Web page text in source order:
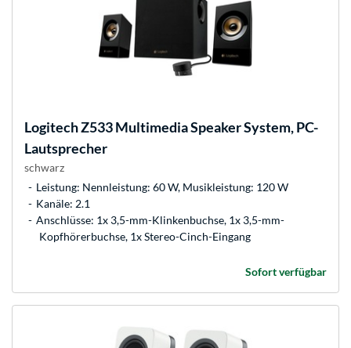
LogitechZ533 Multimedia Speaker System, PC-
Lautsprecher
schwarz
Leistung: Nennleistung: 60 W, Musikleistung: 120 W
Kanäle: 2.1
Anschlüsse: 1x 3,5-mm-Klinkenbuchse, 1x 3,5-mm-
Kopfhörerbuchse, 1x Stereo-Cinch-Eingang
Sofort verfügbar